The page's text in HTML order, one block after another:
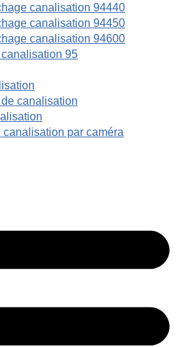
canalisation 94440
canalisation 94450
canalisation 94600
95
canalisation
canalisation par caméra